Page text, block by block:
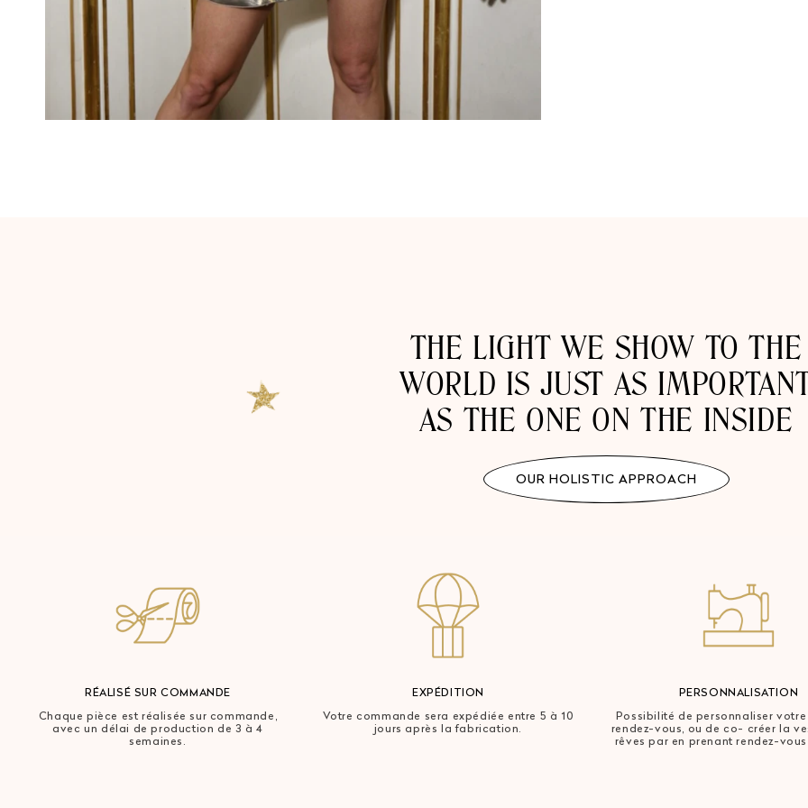
THE LIGHT WE SHOW TO THE
WORLD IS JUST AS
AS THE ONE ON THE INSIDE
OUR HOLISTIC APPROACH
RÉALISÉ SUR COMMANDE
Chaque pièce est réalisée sur commande,
avec un délai de production de 3 à 4
semaines.
EXPÉDITION
Votre commande sera expédiée entre 5 à 10
jours après la fabrication.
PERSONNALISATION
Possibilité de personnaliser
rendez-vous, ou de co- créer la
rêves par en prenant rendez-